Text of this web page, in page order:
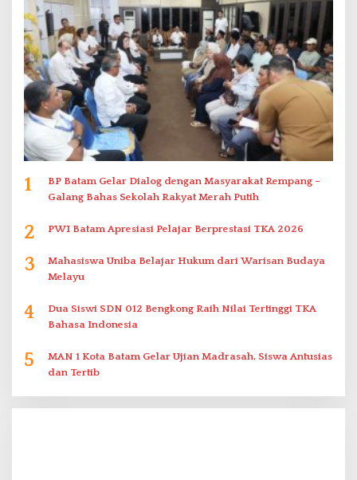
1
BP Batam Gelar Dialog dengan Masyarakat Rempang –
Galang Bahas Sekolah Rakyat Merah Putih
2 PWI Batam Apresiasi Pelajar Berprestasi TKA 2026
3
Mahasiswa Uniba Belajar Hukum dari Warisan Budaya
Melayu
4
Dua Siswi SDN 012 Bengkong Raih Nilai Tertinggi TKA
Bahasa Indonesia
5
MAN 1 Kota Batam Gelar Ujian Madrasah, Siswa Antusias
dan Tertib